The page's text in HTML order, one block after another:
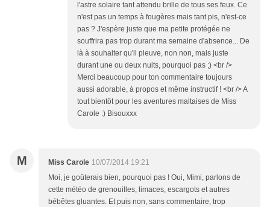
l'astre solaire tant attendu brille de tous ses feux. Ce
n'est pas un temps à fougères mais tant pis, n'est-ce
pas ? J'espère juste que ma petite protégée ne
souffrira pas trop durant ma semaine d'absence... De
là à souhaiter qu'il pleuve, non non, mais juste
durant une ou deux nuits, pourquoi pas ;) <br />
Merci beaucoup pour ton commentaire toujours
aussi adorable, à propos et même instructif ! <br /> A
tout bientôt pour les aventures maltaises de Miss
Carole :) Bisouxxx
M Miss Carole 10/07/2014 19:21
Moi, je goûterais bien, pourquoi pas ! Oui, Mimi, parlons de
cette météo de grenouilles, limaces, escargots et autres
bébêtes gluantes. Et puis non, sans commentaire, trop